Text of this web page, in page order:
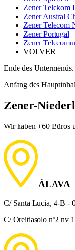
Zener Telekom
Zener Austral
Zener Telecom
Zener Portugal
Zener
VOLVER
Ende des Untermenüs.
Anfang des
Zener-
Wir haben +60 Büros
ÁLAVA
C/ Santa Lucia, 4-B -
C/ Oreitiasolo nº2 nv